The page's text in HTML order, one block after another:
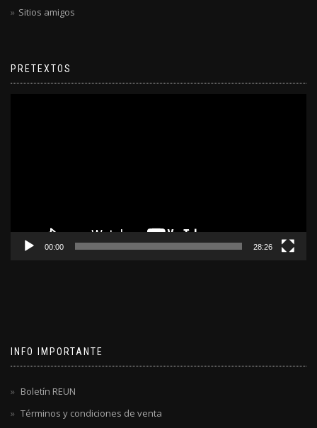
Sitios amigos
PRETEXTOS
00:00 28:26
INFO IMPORTANTE
Boletín REUN
Términos y condiciones de venta